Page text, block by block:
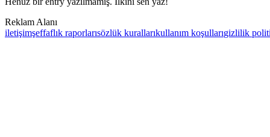
Reklam Alanı
iletişimşeffaflık raporlarısözlük kurallarıkullanım koşullarıgizlilik